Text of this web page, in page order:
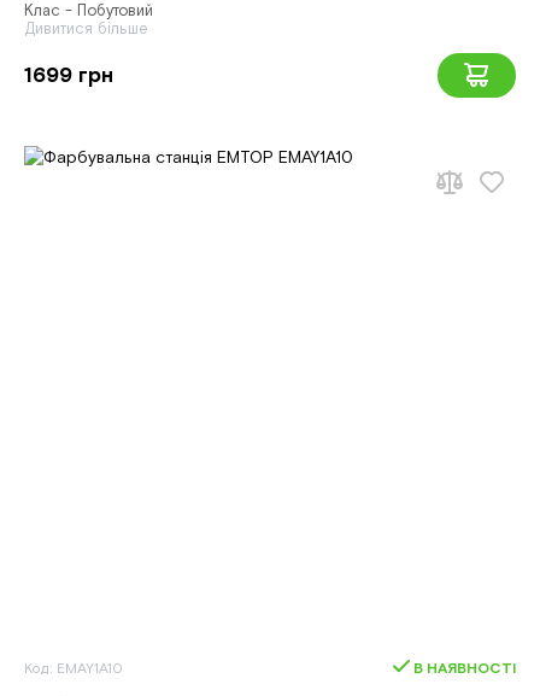
Клас - Побутовий
Дивитися більше
1699 грн
Код: EMAY1A10 В НАЯВНОСТІ